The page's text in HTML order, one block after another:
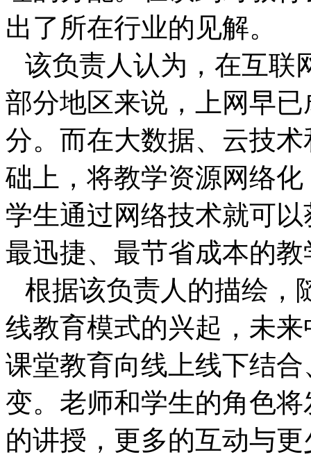
出了所在行业的见解。
该负责人认为，在互联
部分地区来说，上网早
分。而在大数据、云技
础上，将教学资源网络
学生通过网络技术就可
最迅捷、最节省成本的
根据该负责人的描绘，
线教育模式的兴起，未
课堂教育向线上线下结
变。老师和学生的角色
的讲授，更多的互动与